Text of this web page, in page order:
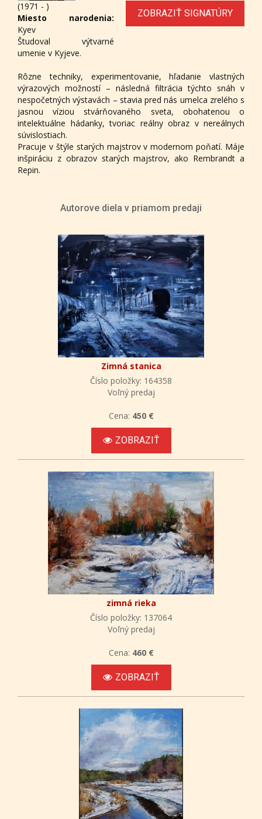
ZOBRAZIŤ SIGNATÚRY
(1971 - )
Miesto narodenia:
Kyev
Študoval výtvarné
umenie v Kyjeve.
Rôzne techniky, experimentovanie, hľadanie vlastných
výrazových možností – následná filtrácia týchto snáh v
nespočetných výstavách – stavia pred nás umelca zrelého s
jasnou víziou stvárňovaného sveta, obohatenou o
intelektuálne hádanky, tvoriac reálny obraz v nereálnych
súvislostiach.
Pracuje v štýle starých majstrov v modernom poňatí. Máje
inšpiráciu z obrazov starých majstrov, ako Rembrandt a
Repin.
Autorove diela v priamom predaji
Zimná stanica
Číslo položky: 164358
Voľný predaj
Cena: 450 €
ZOBRAZIŤ
zimná rieka
Číslo položky: 137064
Voľný predaj
Cena: 460 €
ZOBRAZIŤ